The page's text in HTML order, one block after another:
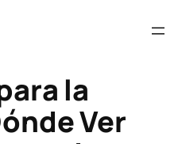
la
Ver